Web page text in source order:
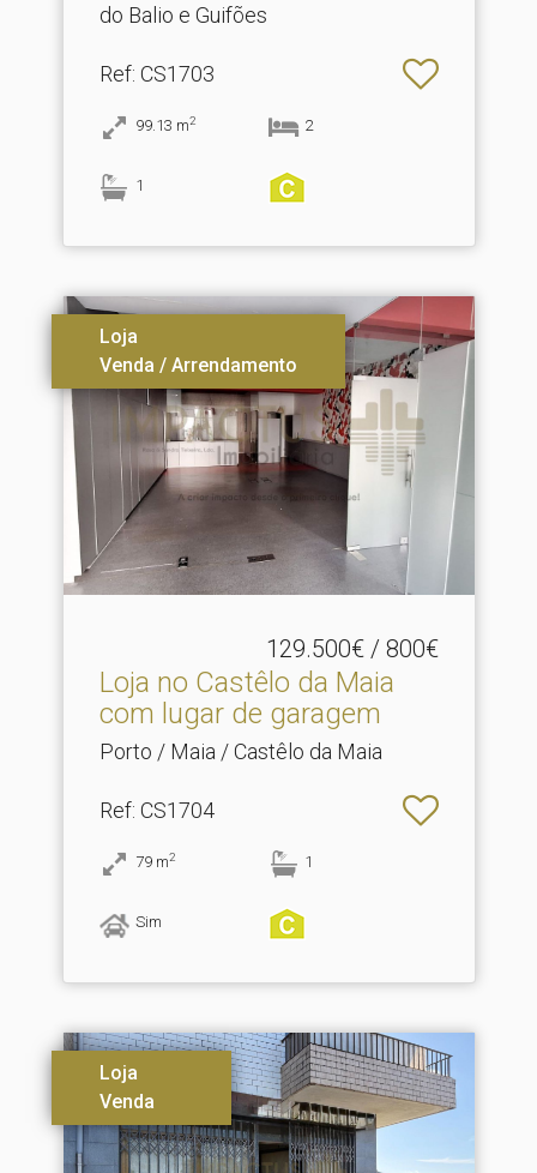
do Balio e Guifões
Ref: CS1703
99.13 m2 2
1
Loja
Venda / Arrendamento
129.500€ / 800€
Loja no Castêlo da Maia
com lugar de garagem
Porto / Maia / Castêlo da Maia
Ref: CS1704
79 m2 1
Sim
Loja
Venda